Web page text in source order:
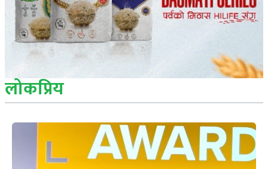
लोकप्रिय